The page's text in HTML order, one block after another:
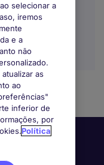
selecionar a
iremos
e a
não
as
ao
inferior de
por
Política